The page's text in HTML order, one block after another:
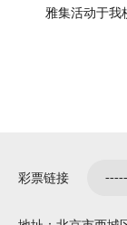
雅集活动于我
彩票链接